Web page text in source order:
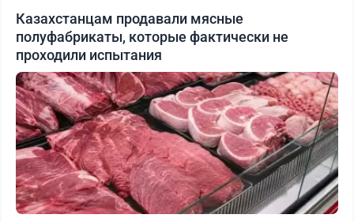
Казахстанцам продавали мясные
полуфабрикаты, которые фактически не
проходили испытания